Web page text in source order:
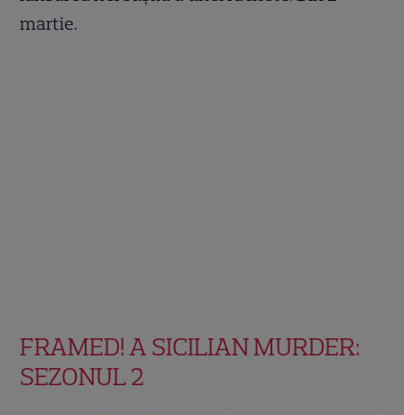
martie.
FRAMED! A SICILIAN MURDER:
SEZONUL 2